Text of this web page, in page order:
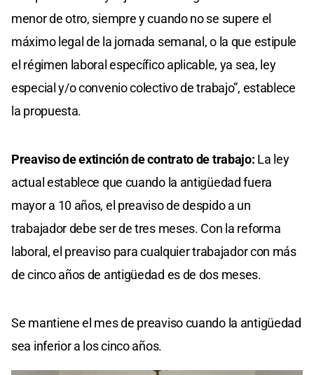
menor de otro, siempre y cuando no se supere el
máximo legal de la jornada semanal, o la que estipule
el régimen laboral específico aplicable, ya sea, ley
especial y/o convenio colectivo de trabajo”, establece
la propuesta.
Preaviso de extinción de contrato de trabajo: La ley
actual establece que cuando la antigüedad fuera
mayor a 10 años, el preaviso de despido a un
trabajador debe ser de tres meses. Con la reforma
laboral, el preaviso para cualquier trabajador con más
de cinco años de antigüedad es de dos meses.
Se mantiene el mes de preaviso cuando la antigüedad
sea inferior a los cinco años.